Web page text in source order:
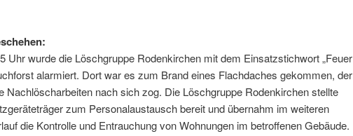
Uhr wurde die Löschgruppe Rodenkirchen mit dem Einsatzstichwort „Feuer
alarmiert. Dort war es zum Brand eines Flachdaches gekommen, der
Nachlöscharbeiten nach sich zog. Die Löschgruppe Rodenkirchen stellte
zum Personalaustausch bereit und übernahm im weiteren
die Kontrolle und Entrauchung von Wohnungen im betroffenen Gebäude.